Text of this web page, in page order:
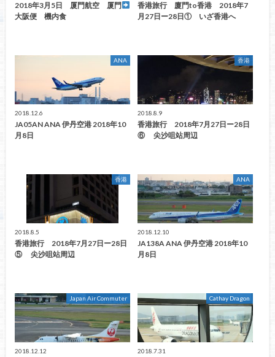
2018年3月5日 厦門航空 厦門
大阪便 機内食
香港旅行 廈門to香港 2018年7
月27日ー28日① いざ香港へ
ANA
2018.12.6
JA05AN ANA 伊丹空港 2018年10
月8日
香港
2018.8.9
香港旅行 2018年7月27日ー28日
⑥ 尖沙咀站周辺
香港
2018.8.5
香港旅行 2018年7月27日ー28日
⑤ 尖沙咀站周辺
ANA
2018.12.10
JA138A ANA 伊丹空港 2018年10
月8日
Japan Air Commuter
2018.12.12
Cathay Dragon
2018.7.31